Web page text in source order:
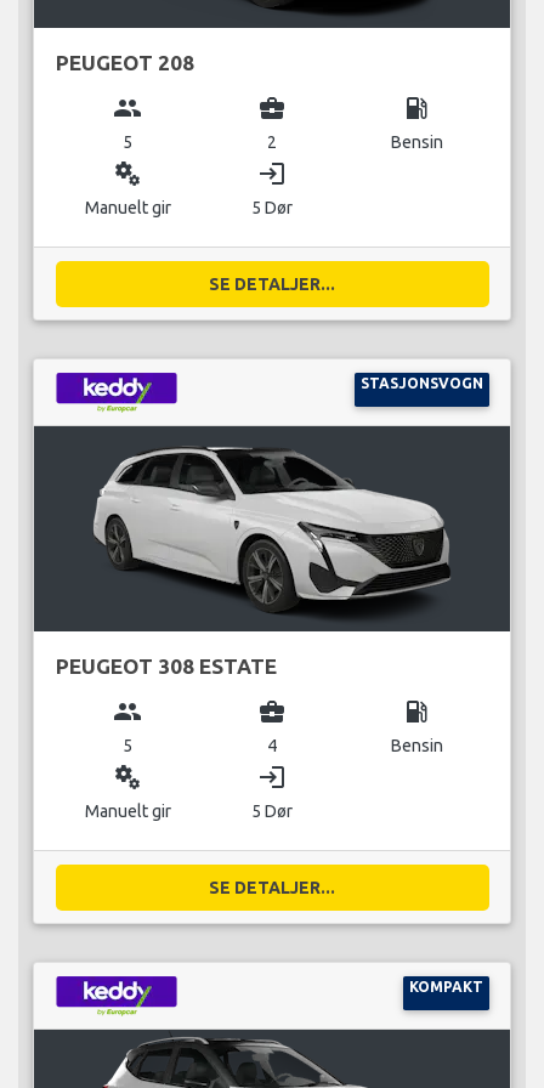
PEUGEOT 208
group
5
business_center
2
local_gas_station
Bensin
miscellaneous_services
Manuelt gir
login
5 Dør
SE DETALJER...
STASJONSVOGN
PEUGEOT 308 ESTATE
group
5
business_center
4
local_gas_station
Bensin
miscellaneous_services
Manuelt gir
login
5 Dør
SE DETALJER...
KOMPAKT